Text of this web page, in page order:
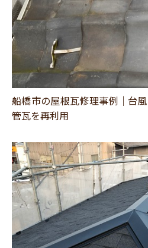
船橋市の屋根瓦修理事例｜台
管瓦を再利用